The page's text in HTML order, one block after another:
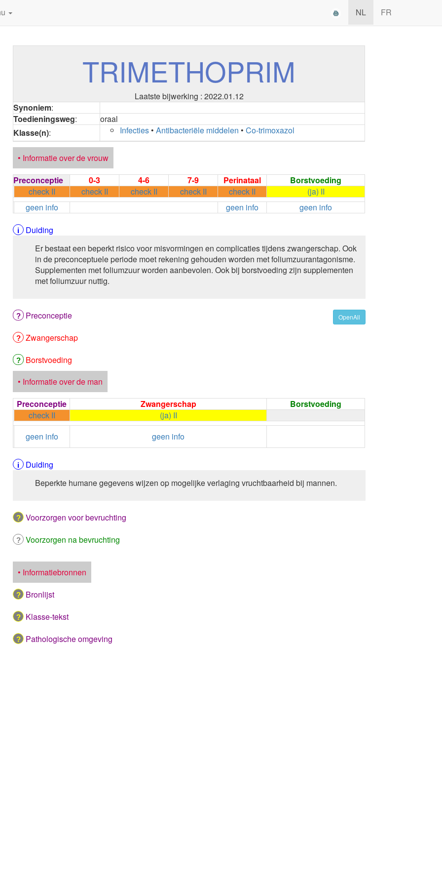
NL FR
TRIMETHOPRIM
Laatste bijwerking : 2022.01.12
Synoniem:
Toedieningsweg:
oraal
Klasse(n): Infecties •Antibacteriële middelen •Co-trimoxazol
• Informatie over de vrouw
Preconceptie
0-3 4-6 7-9 Perinataal
Borstvoeding
check II
check II check II check II check II
(ja) II
geen info
geen info
geen info
Duiding
Er bestaat een beperkt risico voor misvormingen en complicaties tijdens zwangerschap. Ook
in de preconceptuele periode moet rekening gehouden worden met foliumzuurantagonisme.
Supplementen met foliumzuur worden aanbevolen. Ook bij borstvoeding zijn supplementen
met foliumzuur nuttig.
OpenAll
Preconceptie
Zwangerschap
Borstvoeding
• Informatie over de man
Preconceptie
Zwangerschap
Borstvoeding
check II
(ja) II
geen info
geen info
Duiding
Beperkte humane gegevens wijzen op mogelijke verlaging vruchtbaarheid bij mannen.
Voorzorgen voor bevruchting
Voorzorgen na bevruchting
• Informatiebronnen
Bronlijst
Klasse-tekst
Pathologische omgeving